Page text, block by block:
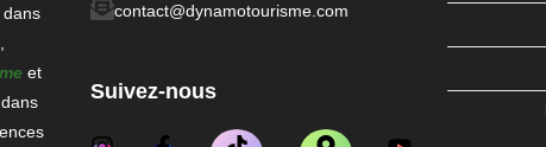
dans
,
et
contact@dynamotourisme.com
Suivez-nous